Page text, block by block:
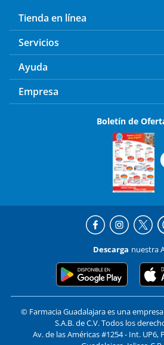
Tienda en línea
Servicios
Ayuda
Empresa
Boletín de
Descarga nuestra
© Farmacia Guadalajara es una
S.A.B. de C.V. Todos los
Av. de las Américas #1254 - Int. UP6,